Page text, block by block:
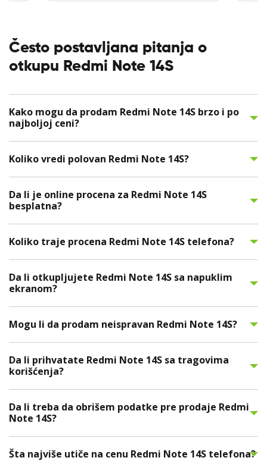
Često postavljana pitanja o
otkupu Redmi Note 14S
Kako mogu da prodam Redmi Note 14S brzo i po
najboljoj ceni?
Koliko vredi polovan Redmi Note 14S?
Da li je online procena za Redmi Note 14S
besplatna?
Koliko traje procena Redmi Note 14S telefona?
Da li otkupljujete Redmi Note 14S sa napuklim
ekranom?
Mogu li da prodam neispravan Redmi Note 14S?
Da li prihvatate Redmi Note 14S sa tragovima
korišćenja?
Da li treba da obrišem podatke pre prodaje Redmi
Note 14S?
Šta najviše utiče na cenu Redmi Note 14S telefona?